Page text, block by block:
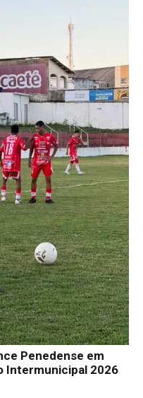
Penedense em
Intermunicipal 2026